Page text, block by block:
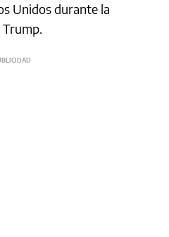
Unidos durante la